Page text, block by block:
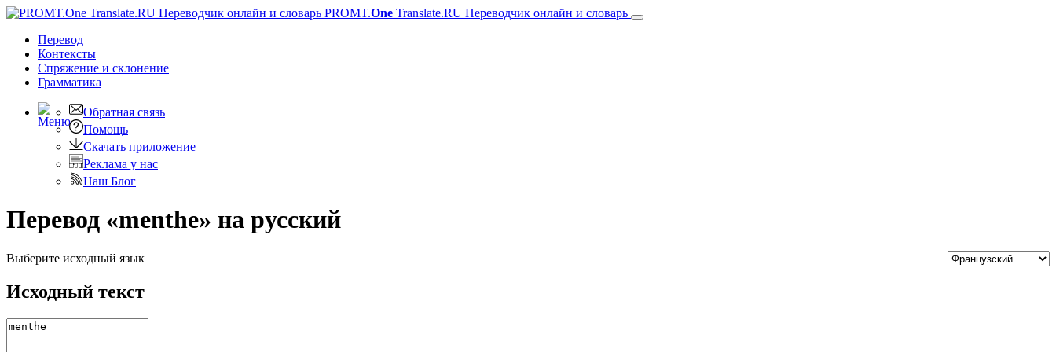
PROMT.One Translate.RU Переводчик онлайн и словарь
Перевод
Контексты
Спряжение и склонение
Грамматика
Обратная связь
Помощь
Скачать приложение
Реклама у нас
Наш Блог
Перевод «menthe» на русский
Выберите исходный язык
Исходный текст